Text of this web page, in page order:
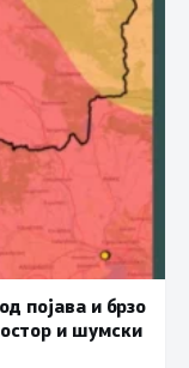
појава и брзо
и шумски